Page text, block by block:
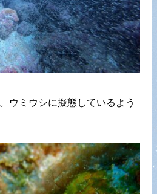
ウミウシに擬態しているよう